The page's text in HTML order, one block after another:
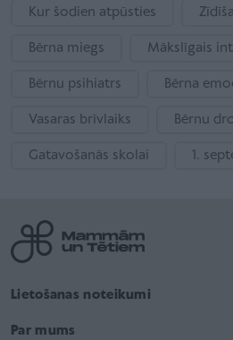
Kur šodien atpūsties
Bērna miegs Mākslīgais
Bērnu psihiatrs Bērna
Vasaras brīvlaiks Bērnu
Gatavošanās skolai 1.
Lietošanas noteikumi
Par mums